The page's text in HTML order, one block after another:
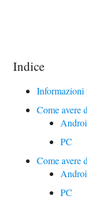
Indice
Informazioni
Come avere
PC
Come avere
PC